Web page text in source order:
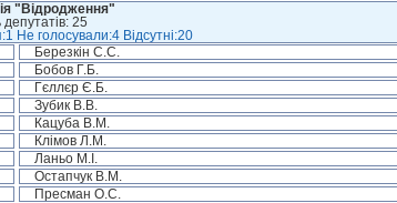
"Відродження"
депутатів: 25
Не голосували:4 Відсутні:20
Березкін С.С.
Бобов Г.Б.
Гєллєр Є.Б.
Зубик В.В.
Кацуба В.М.
Клімов Л.М.
Ланьо М.І.
Остапчук В.М.
Пресман О.С.